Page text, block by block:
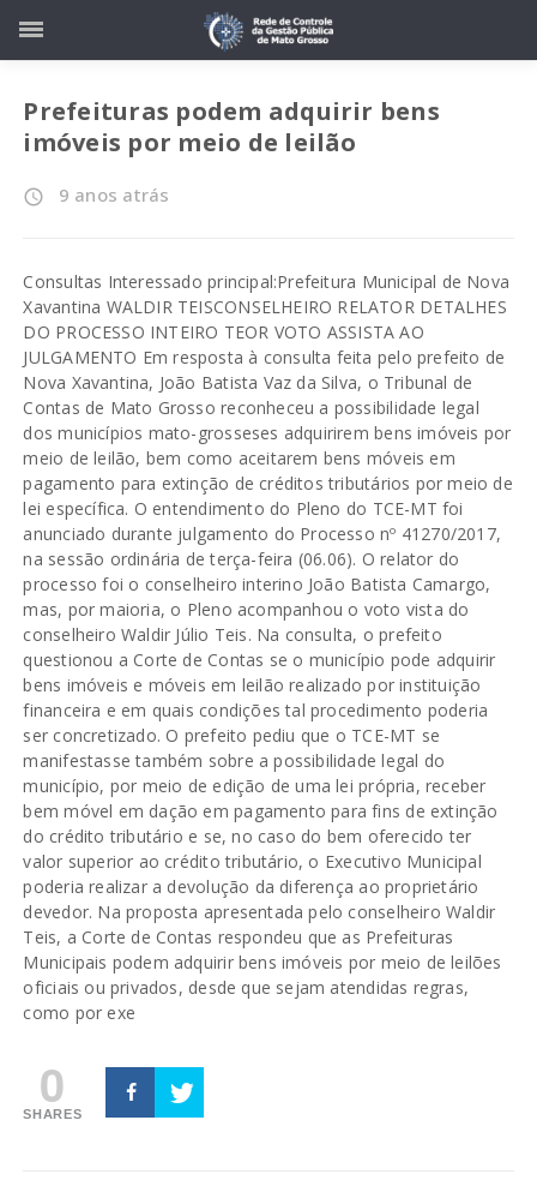
Prefeituras podem adquirir bens
imóveis por meio de leilão
access_time 9 anos atrás
Consultas Interessado principal:Prefeitura Municipal de Nova
Xavantina WALDIR TEISCONSELHEIRO RELATOR DETALHES
DO PROCESSO INTEIRO TEOR VOTO ASSISTA AO
JULGAMENTO Em resposta à consulta feita pelo prefeito de
Nova Xavantina, João Batista Vaz da Silva, o Tribunal de
Contas de Mato Grosso reconheceu a possibilidade legal
dos municípios mato-grosseses adquirirem bens imóveis por
meio de leilão, bem como aceitarem bens móveis em
pagamento para extinção de créditos tributários por meio de
lei específica. O entendimento do Pleno do TCE-MT foi
anunciado durante julgamento do Processo nº 41270/2017,
na sessão ordinária de terça-feira (06.06). O relator do
processo foi o conselheiro interino João Batista Camargo,
mas, por maioria, o Pleno acompanhou o voto vista do
conselheiro Waldir Júlio Teis. Na consulta, o prefeito
questionou a Corte de Contas se o município pode adquirir
bens imóveis e móveis em leilão realizado por instituição
financeira e em quais condições tal procedimento poderia
ser concretizado. O prefeito pediu que o TCE-MT se
manifestasse também sobre a possibilidade legal do
município, por meio de edição de uma lei própria, receber
bem móvel em dação em pagamento para fins de extinção
do crédito tributário e se, no caso do bem oferecido ter
valor superior ao crédito tributário, o Executivo Municipal
poderia realizar a devolução da diferença ao proprietário
devedor. Na proposta apresentada pelo conselheiro Waldir
Teis, a Corte de Contas respondeu que as Prefeituras
Municipais podem adquirir bens imóveis por meio de leilões
oficiais ou privados, desde que sejam atendidas regras,
como por exe
0
SHARES